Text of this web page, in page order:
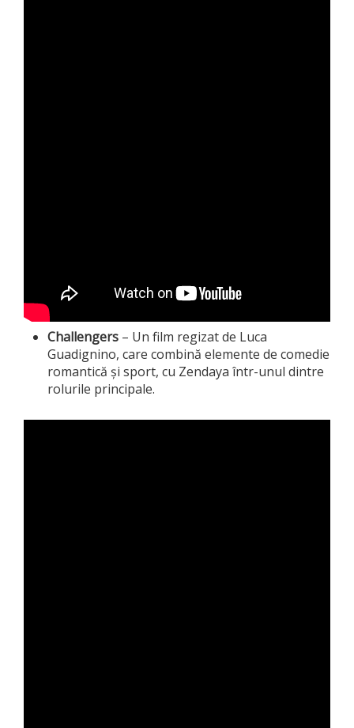
Challengers – Un film regizat de Luca
Guadignino, care combină elemente de comedie
romantică și sport, cu Zendaya într-unul dintre
rolurile principale.